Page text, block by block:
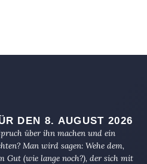
DEN 8. AUGUST 2026
über ihn machen und ein
Man wird sagen: Wehe dem,
Gut (wie lange noch?), der sich mit